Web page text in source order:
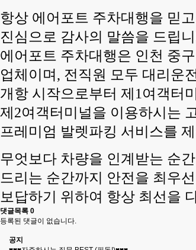
항상 에어포트 주차대행을 믿
진심으로 감사의 말씀을 드립
에어포트 주차대행은 인천 중
업체이며, 전직원 모두 대리운
개항 시작으로부터 제1여객터
제2여객터미널을 이용하시는
프레미엄 발렛파킹 서비스를
무엇보다 차량을 인계받는 순
드리는 순간까지 안전을 최우
보답하기 위하여 항상 최선을
댓글목록 0
등록된 댓글이 없습니다.
공지